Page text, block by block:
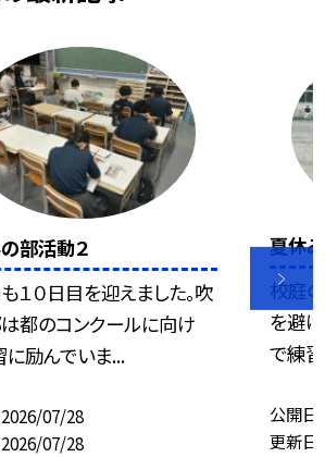
部活動２
１０日目を迎えました。吹
都のコンクールに向け
に励んでいま...
2026/07/28
2026/07/28
夏休
校庭
を避
で練
公開日
更新日